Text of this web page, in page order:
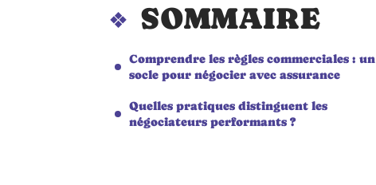
SOMMAIRE
Comprendre les règles commerciales : un
socle pour négocier avec assurance
Quelles pratiques distinguent les
négociateurs performants ?